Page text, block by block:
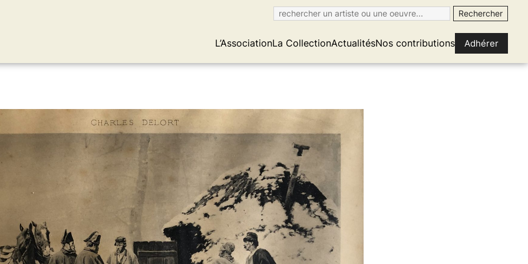
L’AssociationLa CollectionActualitésNos contributions Adhérer